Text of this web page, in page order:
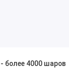
более 4000 шаров